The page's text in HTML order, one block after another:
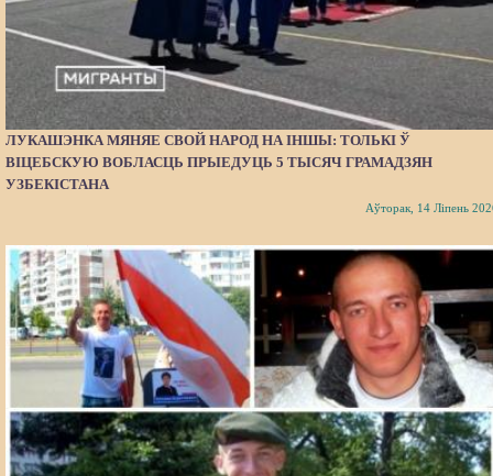
ЛУКАШЭНКА МЯНЯЕ СВОЙ НАРОД НА ІНШЫ: ТОЛЬКІ Ў
ВІЦЕБСКУЮ ВОБЛАСЦЬ ПРЫЕДУЦЬ 5 ТЫСЯЧ ГРАМАДЗЯН
УЗБЕКІСТАНА
Аўторак, 14 Ліпень